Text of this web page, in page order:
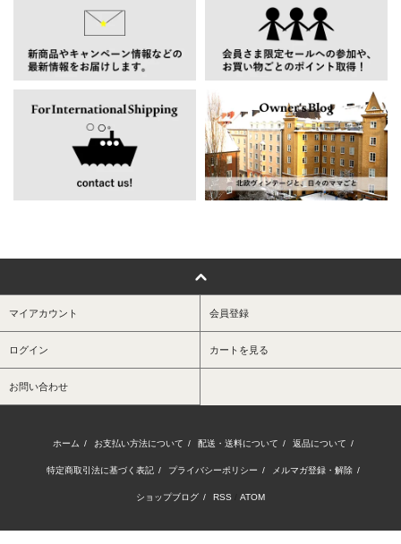
マイアカウント 会員登録
ログイン カートを見る
お問い合わせ
ホーム / お支払い方法について / 配送・送料について / 返品について /
特定商取引法に基づく表記 / プライバシーポリシー / メルマガ登録・解除 /
ショップブログ / RSS ATOM